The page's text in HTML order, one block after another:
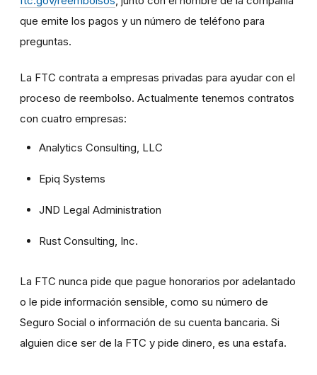
que emite los pagos y un número de teléfono para
preguntas.
La FTC contrata a empresas privadas para ayudar con el
proceso de reembolso. Actualmente tenemos contratos
con cuatro empresas:
Analytics Consulting, LLC
Epiq Systems
JND Legal Administration
Rust Consulting, Inc.
La FTC nunca pide que pague honorarios por adelantado
o le pide información sensible, como su número de
Seguro Social o información de su cuenta bancaria. Si
alguien dice ser de la FTC y pide dinero, es una estafa.